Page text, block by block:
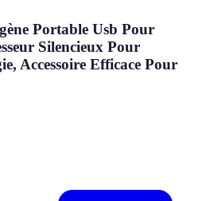
Portable Usb Pour
Silencieux Pour
Accessoire Efficace Pour